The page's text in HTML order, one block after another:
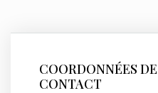
COORDONNÉES DE
CONTACT